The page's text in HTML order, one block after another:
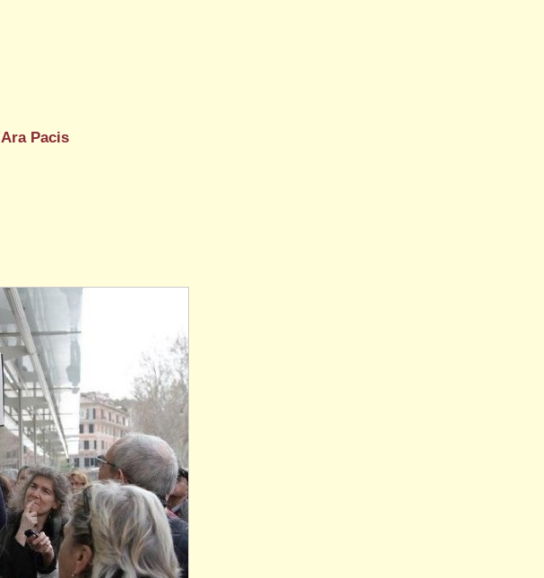
Pacis